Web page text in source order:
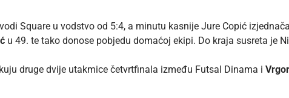
Square u vodstvo od 5:4, a minutu kasnije Jure Copić
u 49. te tako donose pobjedu domaćoj ekipi. Do kraja susreta je
druge dvije utakmice četvrtfinala između Futsal Dinama i